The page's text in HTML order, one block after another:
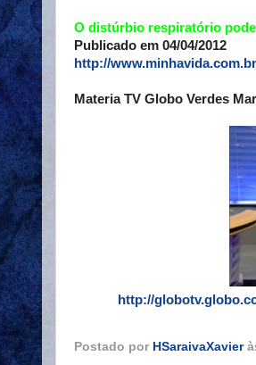
O distúrbio respiratório
Publicado em 04/04/2012
http://
Materia TV Globo Verdes
http://
Postado por HSaraivaXavier